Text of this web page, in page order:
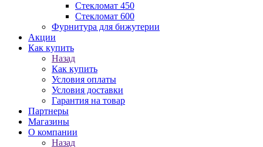
Стекломат 450
Стекломат 600
Фурнитура для бижутерии
Акции
Как купить
Назад
Как купить
Условия оплаты
Условия доставки
Гарантия на товар
Партнеры
Магазины
О компании
Назад